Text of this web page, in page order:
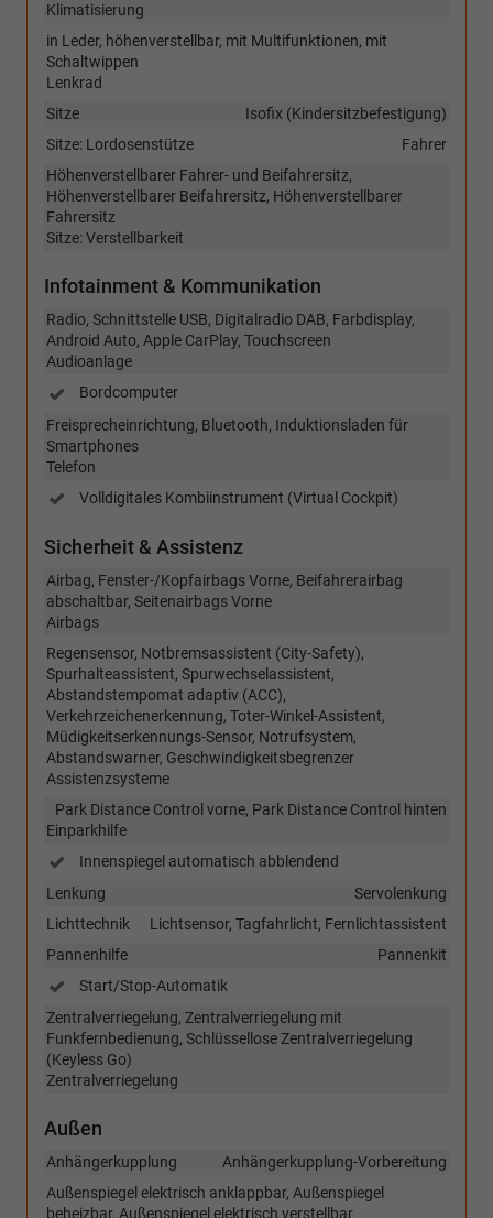
Klimatisierung
in Leder, höhenverstellbar, mit Multifunktionen, mit
Schaltwippen
Lenkrad
Isofix (Kindersitzbefestigung)
Sitze
Fahrer
Sitze: Lordosenstütze
Höhenverstellbarer Fahrer- und Beifahrersitz,
Höhenverstellbarer Beifahrersitz, Höhenverstellbarer
Fahrersitz
Sitze: Verstellbarkeit
Infotainment & Kommunikation
Radio, Schnittstelle USB, Digitalradio DAB, Farbdisplay,
Android Auto, Apple CarPlay, Touchscreen
Audioanlage
Bordcomputer
Freisprecheinrichtung, Bluetooth, Induktionsladen für
Smartphones
Telefon
Volldigitales Kombiinstrument (Virtual Cockpit)
Sicherheit & Assistenz
Airbag, Fenster-/Kopfairbags Vorne, Beifahrerairbag
abschaltbar, Seitenairbags Vorne
Airbags
Regensensor, Notbremsassistent (City-Safety),
Spurhalteassistent, Spurwechselassistent,
Abstandstempomat adaptiv (ACC),
Verkehrzeichenerkennung, Toter-Winkel-Assistent,
Müdigkeitserkennungs-Sensor, Notrufsystem,
Abstandswarner, Geschwindigkeitsbegrenzer
Assistenzsysteme
Park Distance Control vorne, Park Distance Control hinten
Einparkhilfe
Innenspiegel automatisch abblendend
Servolenkung
Lenkung
Lichtsensor, Tagfahrlicht, Fernlichtassistent
Lichttechnik
Pannenkit
Pannenhilfe
Start/Stop-Automatik
Zentralverriegelung, Zentralverriegelung mit
Funkfernbedienung, Schlüssellose Zentralverriegelung
(Keyless Go)
Zentralverriegelung
Außen
Anhängerkupplung-Vorbereitung
Anhängerkupplung
Außenspiegel elektrisch anklappbar, Außenspiegel
beheizbar, Außenspiegel elektrisch verstellbar